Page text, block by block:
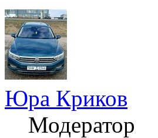
Юра Криков
Модератор